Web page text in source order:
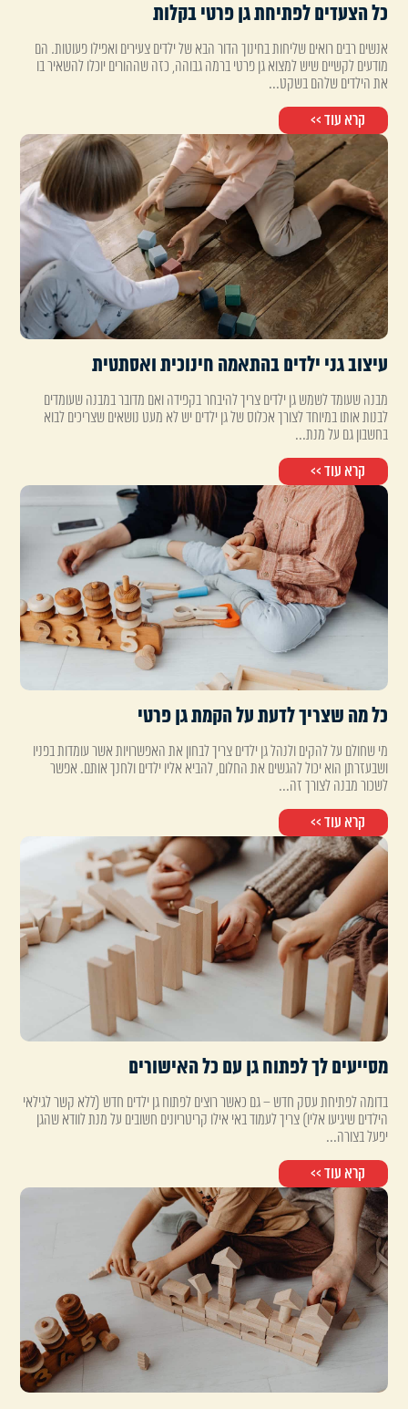
כל הצעדים לפתיחת גן פרטי בקלות
אנשים רבים רואים שליחות בחינוך הדור הבא של ילדים צעירים ואפילו פעוטות. הם
מודעים לקשיים שיש למצוא גן פרטי ברמה גבוהה, כזה שההורים יוכלו להשאיר בו
את הילדים שלהם בשקט...
קרא עוד >>
עיצוב גני ילדים בהתאמה חינוכית ואסתטית
מבנה שעומד לשמש גן ילדים צריך להיבחר בקפידה ואם מדובר במבנה שעומדים
לבנות אותו במיוחד לצורך אכלוס של גן ילדים יש לא מעט נושאים שצריכים לבוא
בחשבון גם על מנת...
קרא עוד >>
כל מה שצריך לדעת על הקמת גן פרטי
מי שחולם על להקים ולנהל גן ילדים צריך לבחון את האפשרויות אשר עומדות בפניו
ושבעזרתן הוא יכול להגשים את החלום, להביא אליו ילדים ולחנך אותם. אפשר
לשכור מבנה לצורך זה...
קרא עוד >>
מסייעים לך לפתוח גן עם כל האישורים
בדומה לפתיחת עסק חדש – גם כאשר רוצים לפתוח גן ילדים חדש (ללא קשר לגילאי
הילדים שיגיעו אליו) צריך לעמוד באי אילו קריטריונים חשובים על מנת לוודא שהגן
יפעל בצורה...
קרא עוד >>